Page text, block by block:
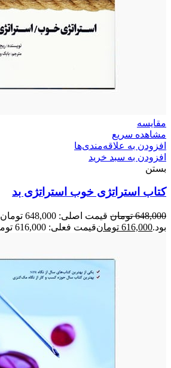
مقایسه
مشاهده سریع
افزودن به علاقه‌مندی‌ها
افزودن به سبد خرید
بستن
کتاب استراتژی خوب استراتژی بد
648,000 تومان
قیمت اصلی: 648,000 تومان
بود.616,000 تومانقیمت فعلی: 616,000 تومان.